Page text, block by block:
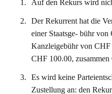
Auf den Rekurs wird
Der Rekurrent hat die
einer Staatsge- bühr
Kanzleigebühr von
CHF 100.00,
Es wird keine
Zustellung an: den